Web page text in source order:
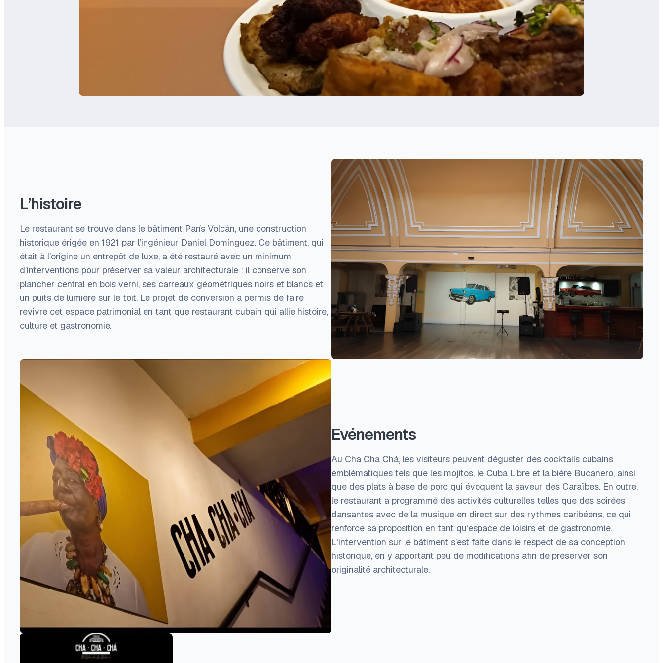
L’histoire
Le restaurant se trouve dans le bâtiment París Volcán, une construction
historique érigée en 1921 par l’ingénieur Daniel Domínguez. Ce bâtiment, qui
était à l’origine un entrepôt de luxe, a été restauré avec un minimum
d’interventions pour préserver sa valeur architecturale : il conserve son
plancher central en bois verni, ses carreaux géométriques noirs et blancs et
un puits de lumière sur le toit. Le projet de conversion a permis de faire
revivre cet espace patrimonial en tant que restaurant cubain qui allie histoire,
culture et gastronomie.
Evénements
Au Cha Cha Chá, les visiteurs peuvent déguster des cocktails cubains
emblématiques tels que les mojitos, le Cuba Libre et la bière Bucanero, ainsi
que des plats à base de porc qui évoquent la saveur des Caraïbes. En outre,
le restaurant a programmé des activités culturelles telles que des soirées
dansantes avec de la musique en direct sur des rythmes caribéens, ce qui
renforce sa proposition en tant qu’espace de loisirs et de gastronomie.
L’intervention sur le bâtiment s’est faite dans le respect de sa conception
historique, en y apportant peu de modifications afin de préserver son
originalité architecturale.